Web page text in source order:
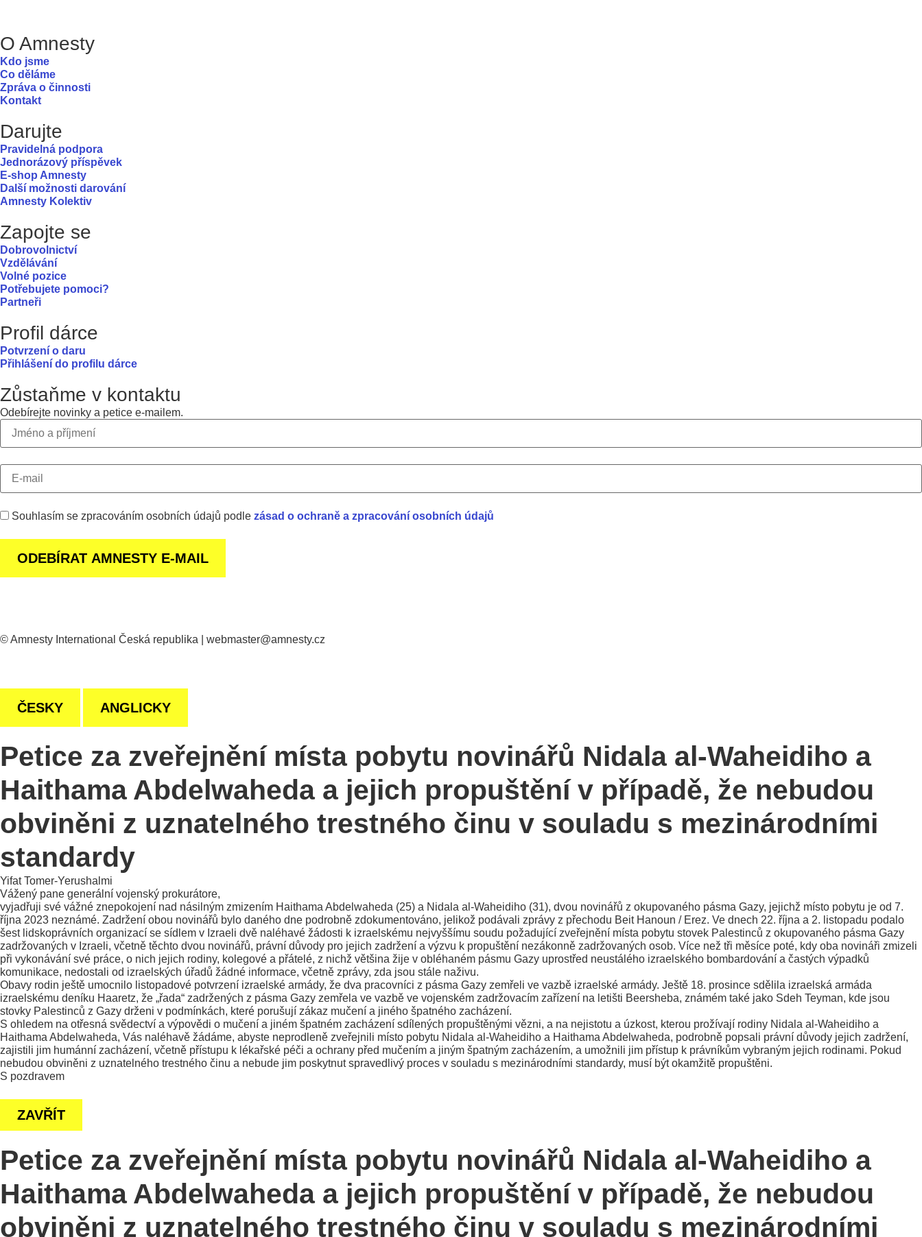
O Amnesty
Kdo jsme
Co děláme
Zpráva o činnosti
Kontakt
Darujte
Pravidelná podpora
Jednorázový příspěvek
E-shop Amnesty
Další možnosti darování
Amnesty Kolektiv
Zapojte se
Dobrovolnictví
Vzdělávání
Volné pozice
Potřebujete pomoci?
Partneři
Profil dárce
Potvrzení o daru
Přihlášení do profilu dárce
Zůstaňme v kontaktu
Odebírejte novinky a petice e-mailem.
Souhlasím se zpracováním osobních údajů podle zásad o ochraně a zpracování osobních údajů
© Amnesty International Česká republika | webmaster@amnesty.cz
ČESKY ANGLICKY
Petice za zveřejnění místa pobytu novinářů Nidala al-Waheidiho a
Haithama Abdelwaheda a jejich propuštění v případě, že nebudou
obviněni z uznatelného trestného činu v souladu s mezinárodními
standardy
Yifat Tomer-Yerushalmi
Vážený pane generální vojenský prokurátore,
vyjadřuji své vážné znepokojení nad násilným zmizením Haithama Abdelwaheda (25) a Nidala al-Waheidiho (31), dvou novinářů z okupovaného pásma Gazy, jejichž místo pobytu je od 7.
října 2023 neznámé. Zadržení obou novinářů bylo daného dne podrobně zdokumentováno, jelikož podávali zprávy z přechodu Beit Hanoun / Erez. Ve dnech 22. října a 2. listopadu podalo
šest lidskoprávních organizací se sídlem v Izraeli dvě naléhavé žádosti k izraelskému nejvyššímu soudu požadující zveřejnění místa pobytu stovek Palestinců z okupovaného pásma Gazy
zadržovaných v Izraeli, včetně těchto dvou novinářů, právní důvody pro jejich zadržení a výzvu k propuštění nezákonně zadržovaných osob. Více než tři měsíce poté, kdy oba novináři zmizeli
při vykonávání své práce, o nich jejich rodiny, kolegové a přátelé, z nichž většina žije v obléhaném pásmu Gazy uprostřed neustálého izraelského bombardování a častých výpadků
komunikace, nedostali od izraelských úřadů žádné informace, včetně zprávy, zda jsou stále naživu.
Obavy rodin ještě umocnilo listopadové potvrzení izraelské armády, že dva pracovníci z pásma Gazy zemřeli ve vazbě izraelské armády. Ještě 18. prosince sdělila izraelská armáda
izraelskému deníku Haaretz, že „řada“ zadržených z pásma Gazy zemřela ve vazbě ve vojenském zadržovacím zařízení na letišti Beersheba, známém také jako Sdeh Teyman, kde jsou
stovky Palestinců z Gazy drženi v podmínkách, které porušují zákaz mučení a jiného špatného zacházení.
S ohledem na otřesná svědectví a výpovědi o mučení a jiném špatném zacházení sdílených propuštěnými vězni, a na nejistotu a úzkost, kterou prožívají rodiny Nidala al-Waheidiho a
Haithama Abdelwaheda, Vás naléhavě žádáme, abyste neprodleně zveřejnili místo pobytu Nidala al-Waheidiho a Haithama Abdelwaheda, podrobně popsali právní důvody jejich zadržení,
zajistili jim humánní zacházení, včetně přístupu k lékařské péči a ochrany před mučením a jiným špatným zacházením, a umožnili jim přístup k právníkům vybraným jejich rodinami. Pokud
nebudou obviněni z uznatelného trestného činu a nebude jim poskytnut spravedlivý proces v souladu s mezinárodními standardy, musí být okamžitě propuštěni.
S pozdravem
ZAVŘÍT
Petice za zveřejnění místa pobytu novinářů Nidala al-Waheidiho a
Haithama Abdelwaheda a jejich propuštění v případě, že nebudou
obviněni z uznatelného trestného činu v souladu s mezinárodními